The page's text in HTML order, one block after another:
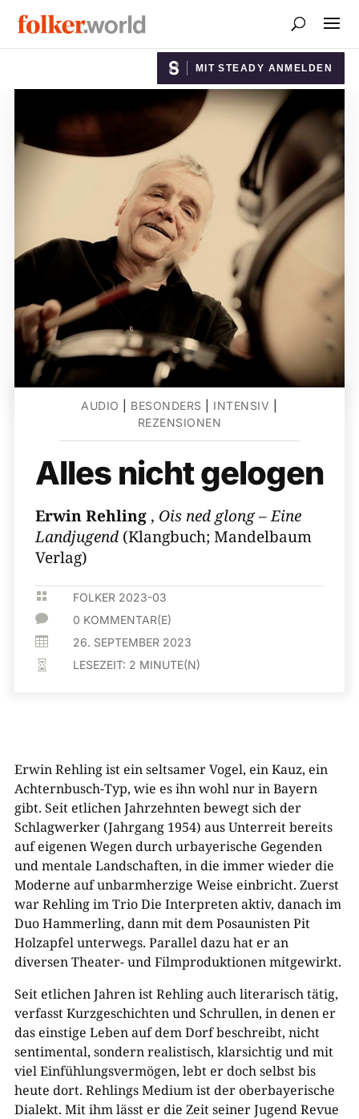
MIT STEADY ANMELDEN
AUDIO BESONDERS INTENSIV
REZENSIONEN
Alles nicht gelogen
Erwin Rehling , Ois ned glong – Eine
Landjugend (Klangbuch; Mandelbaum
Verlag)
 FOLKER 2023-03
 0 KOMMENTAR(E)
 26. SEPTEMBER 2023
 LESEZEIT: 2 MINUTE(N)
Erwin Rehling ist ein seltsamer Vogel, ein Kauz, ein
Achternbusch-Typ, wie es ihn wohl nur in Bayern
gibt. Seit etlichen Jahrzehnten bewegt sich der
Schlagwerker (Jahrgang 1954) aus Unterreit bereits
auf eigenen Wegen durch urbayerische Gegenden
und mentale Landschaften, in die immer wieder die
Moderne auf unbarmherzige Weise einbricht. Zuerst
war Rehling im Trio Die Interpreten aktiv, danach im
Duo Hammerling, dann mit dem Posaunisten Pit
Holzapfel unterwegs. Parallel dazu hat er an
diversen Theater- und Filmproduktionen mitgewirkt.
Seit etlichen Jahren ist Rehling auch literarisch tätig,
verfasst Kurzgeschichten und Schrullen, in denen er
das einstige Leben auf dem Dorf beschreibt, nicht
sentimental, sondern realistisch, klarsichtig und mit
viel Einfühlungsvermögen, lebt er doch selbst bis
heute dort. Rehlings Medium ist der oberbayerische
Dialekt. Mit ihm lässt er die Zeit seiner Jugend Revue